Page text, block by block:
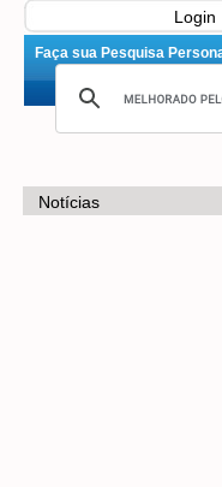
Login
Faça sua Pesquisa
Notícias